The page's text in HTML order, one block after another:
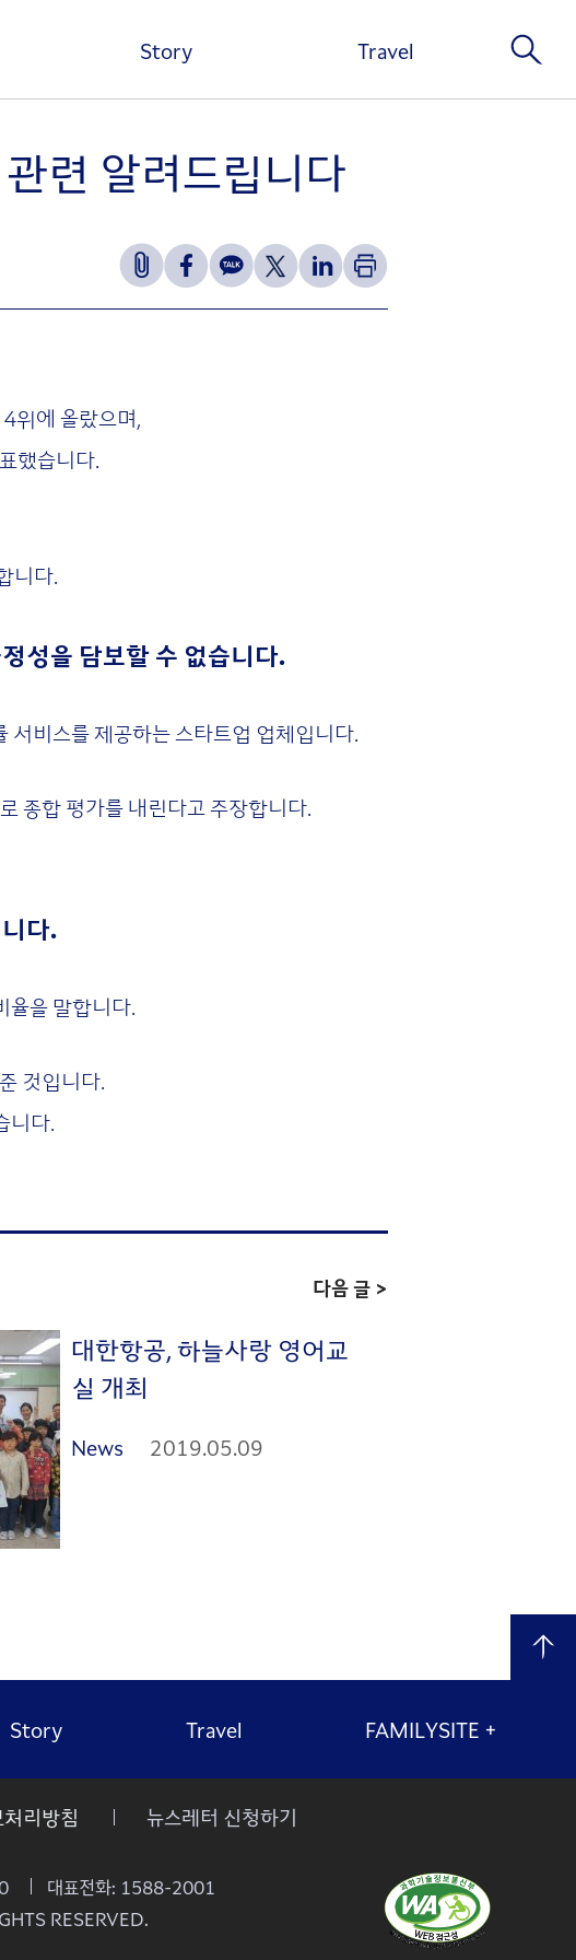
Story Travel
련 알려드립니다
위에 올랐으며,
했습니다.
니다.
성을 담보할 수 없습니다.
서비스를 제공하는 스타트업 업체입니다.
종합 평가를 내린다고 주장합니다.
다.
율을 말합니다.
것입니다.
니다.
다음 글 >
대한항공, 하늘사랑 영어교
실 개최
News 2019.05.09
Story Travel FAMILYSITE +
리방침 뉴스레터 신청하기
대표전화: 1588-2001
RESERVED.